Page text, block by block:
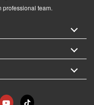
professional team.